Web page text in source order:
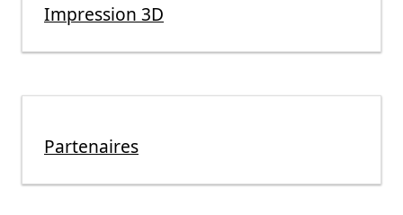
Impression 3D
Partenaires